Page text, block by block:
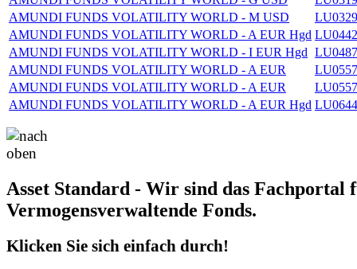
AMUNDI FUNDS VOLATILITY WORLD - M USD
AMUNDI FUNDS VOLATILITY WORLD - A EUR Hgd
AMUNDI FUNDS VOLATILITY WORLD - I EUR Hgd
AMUNDI FUNDS VOLATILITY WORLD - A EUR
AMUNDI FUNDS VOLATILITY WORLD - A EUR
AMUNDI FUNDS VOLATILITY WORLD - A EUR Hgd
Asset Standard - Wir sind das Fachportal
Vermogensverwaltende Fonds.
Klicken Sie sich einfach durch!